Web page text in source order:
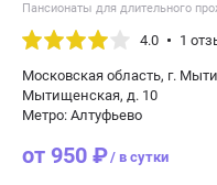
Пансионаты для длительного
4.0 1
Московская область, г.
Мытищенская, д. 10
Метро: Алтуфьево
от 950 ₽/ в сутки